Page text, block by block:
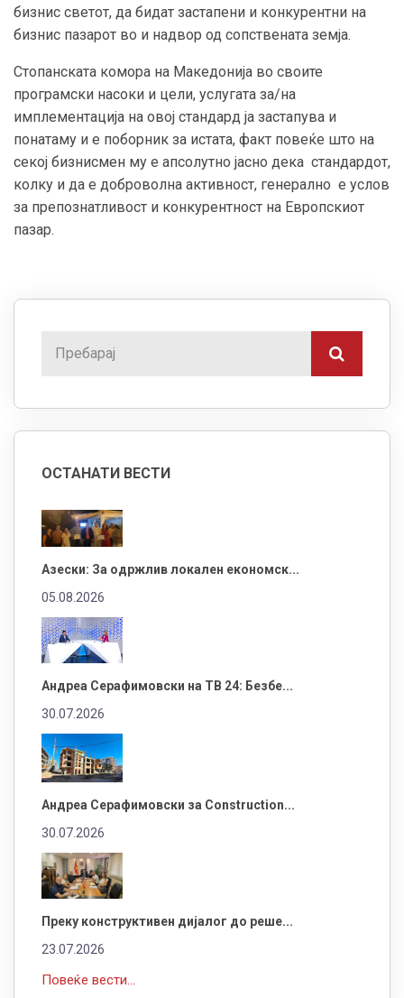
бизнис светот, да бидат застапени и конкурентни на
бизнис пазарот во и надвор од сопствената земја.
Стопанската комора на Македонија во своите
програмски насоки и цели, услугата за/на
имплементација на овој стандард ја застапува и
понатаму и е поборник за истата, факт повеќе што на
секој бизнисмен му е апсолутно јасно дека стандардот,
колку и да е доброволна активност, генерално е услов
за препознатливост и конкурентност на Европскиот
пазар.
ОСТАНАТИ ВЕСТИ
Азески: За одржлив локален економск...
05.08.2026
Андреа Серафимовски на ТВ 24: Безбе...
30.07.2026
Андреа Серафимовски за Construction...
30.07.2026
Преку конструктивен дијалог до реше...
23.07.2026
Повеќе вести...